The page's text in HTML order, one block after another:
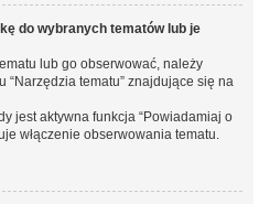
do wybranych tematów lub je
lub go obserwować, należy
tematu” znajdujące się na
jest aktywna funkcja “Powiadamiaj o
włączenie obserwowania tematu.